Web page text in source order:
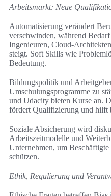
Arbeitsmarkt: Neue
Automatisierung verändert
verschwinden, während
Ingenieuren, Cloud-
steigt. Soft Skills wie
Bedeutung.
Bildungspolitik und
Umschulungsprogramme zu
und Udacity bieten Kurse an.
fördert Qualifizierung und hilft
Soziale Absicherung wird
Arbeitszeitmodelle und
Unternehmen, um
schützen.
Ethik, Regulierung und